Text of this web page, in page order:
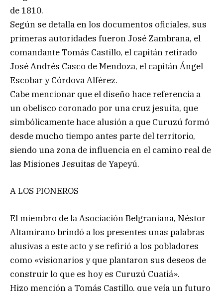
de 1810.
Según se detalla en los documentos oficiales, sus
primeras autoridades fueron José Zambrana, el
comandante Tomás Castillo, el capitán retirado
José Andrés Casco de Mendoza, el capitán Ángel
Escobar y Córdova Alférez.
Cabe mencionar que el diseño hace referencia a
un obelisco coronado por una cruz jesuita, que
simbólicamente hace alusión a que Curuzú formó
desde mucho tiempo antes parte del territorio,
siendo una zona de influencia en el camino real de
las Misiones Jesuitas de Yapeyú.
A LOS PIONEROS
El miembro de la Asociación Belgraniana, Néstor
Altamirano brindó a los presentes unas palabras
alusivas a este acto y se refirió a los pobladores
como «visionarios y que plantaron sus deseos de
construir lo que es hoy es Curuzú Cuatiá».
Hizo mención a Tomás Castillo, que veía un futuro